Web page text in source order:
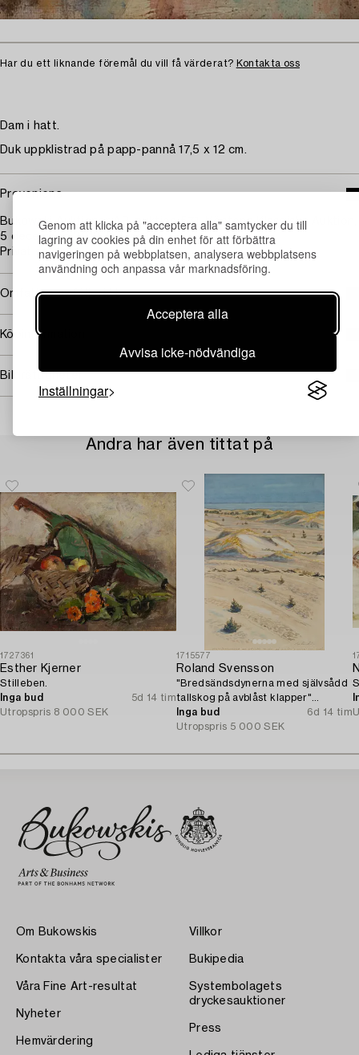
Genom att klicka på "acceptera alla" samtycker du till
lagring av cookies på din enhet för att förbättra
navigeringen på webbplatsen, analysera webbplatsens
användning och anpassa vår marknadsföring.
Acceptera alla
Avvisa icke-nödvändiga
Inställningar
Har du ett liknande föremål du vill få värderat? Kontakta oss
Dam i hatt.
Duk uppklistrad på papp-pannå 17,5 x 12 cm.
Proveniens
Bukowski Auktioner AB, auktion 571, Höstens Klassiska Auktion,
5 december, 2012, kat. nr 161.
Privat samling.
Omfattas av följerätt
Köpinformation
Bildrättigheter
Andra har även tittat på
1727361
Esther Kjerner
Stilleben.
Inga bud
5d 14 tim
Utropspris 8 000 SEK
1715577
Roland Svensson
"Bredsändsdynerna med självsådd
tallskog på avblåst klapper"
(Gotska Sandön).
Inga bud
6d 14 tim
Utropspris 5 000 SEK
Om Bukowskis
Kontakta våra specialister
Våra Fine Art-resultat
Nyheter
Hemvärdering
Villkor
Bukipedia
Systembolagets
dryckesauktioner
Press